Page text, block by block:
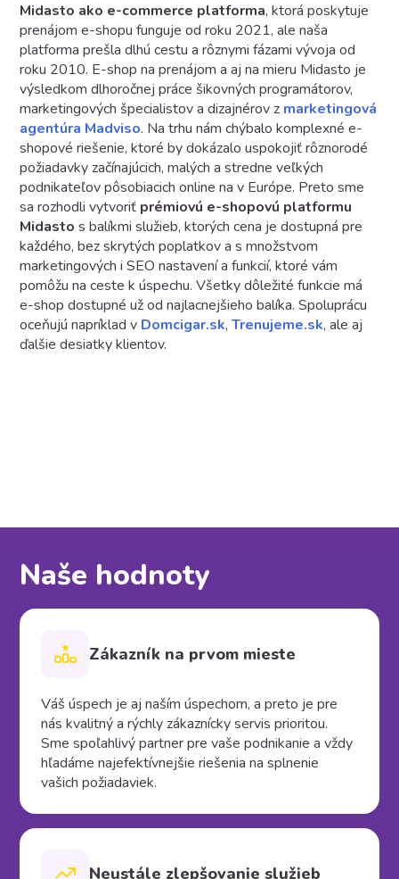
Midasto ako e-commerce platforma, ktorá poskytuje
prenájom e-shopu funguje od roku 2021, ale naša
platforma prešla dlhú cestu a rôznymi fázami vývoja od
roku 2010. E-shop na prenájom a aj na mieru Midasto je
výsledkom dlhoročnej práce šikovných programátorov,
marketingových špecialistov a dizajnérov z marketingová
agentúra Madviso. Na trhu nám chýbalo komplexné e-
shopové riešenie, ktoré by dokázalo uspokojiť rôznorodé
požiadavky začínajúcich, malých a stredne veľkých
podnikateľov pôsobiacich online na v Európe. Preto sme
sa rozhodli vytvoriť prémiovú e-shopovú platformu
Midasto s balíkmi služieb, ktorých cena je dostupná pre
každého, bez skrytých poplatkov a s množstvom
marketingových i SEO nastavení a funkcií, ktoré vám
pomôžu na ceste k úspechu. Všetky dôležité funkcie má
e-shop dostupné už od najlacnejšieho balíka. Spoluprácu
oceňujú napríklad v Domcigar.sk,Trenujeme.sk, ale aj
ďalšie desiatky klientov.
Naše hodnoty
Zákazník na prvom mieste
Váš úspech je aj naším úspechom, a preto je pre
nás kvalitný a rýchly zákaznícky servis prioritou.
Sme spoľahlivý partner pre vaše podnikanie a vždy
hľadáme najefektívnejšie riešenia na splnenie
vašich požiadaviek.
Neustále zlepšovanie služieb